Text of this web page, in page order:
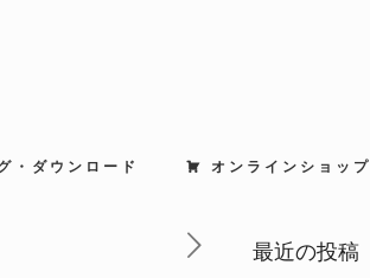
・ダウンロード オンラインショップ
最近の投稿